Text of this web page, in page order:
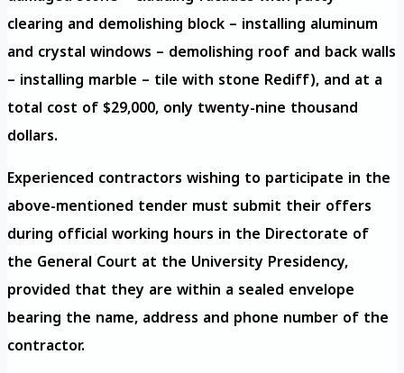
clearing and demolishing block – installing aluminum
and crystal windows – demolishing roof and back walls
– installing marble – tile with stone Rediff), and at a
total cost of $29,000, only twenty-nine thousand
dollars.
Experienced contractors wishing to participate in the
above-mentioned tender must submit their offers
during official working hours in the Directorate of
the General Court at the University Presidency,
provided that they are within a sealed envelope
bearing the name, address and phone number of the
contractor.